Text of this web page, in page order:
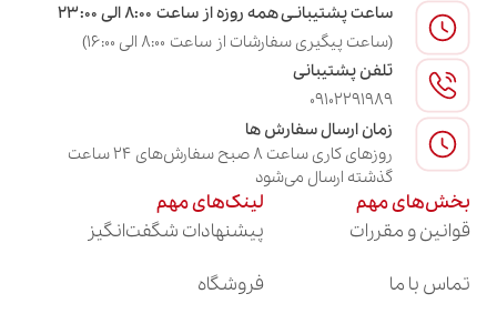
ساعت پشتیبانـی همه روزه از ساعت ۸:۰۰ الی ۲۳:۰۰
(ساعت پیگیری سفارشات از ساعت ۸:۰۰ الی ۱۶:۰۰)
تلفن پشتیبانی
09102291989
زمان ارسال سفارش ها
روزهای کاری ساعت ۸ صبح سفارش‌های ۲۴ ساعت
گذشته ارسال می‌شود
بخش‌های مهم
قوانین و مقررات
تماس با ما
لینک‌های مهم
پیشنهادات شگفت‌انگیز
فروشگاه